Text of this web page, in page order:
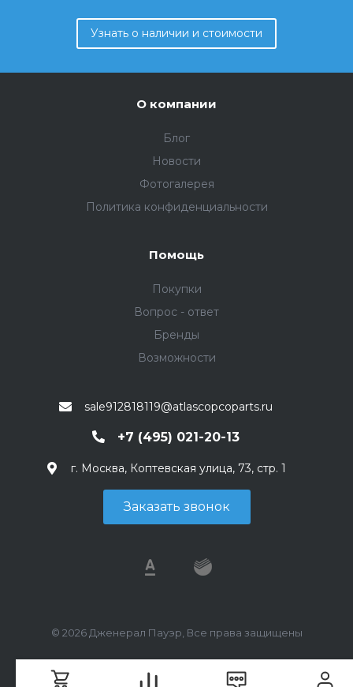
Узнать о наличии и стоимости
О компании
Блог
Новости
Фотогалерея
Политика конфиденциальности
Помощь
Покупки
Вопрос - ответ
Бренды
Возможности
sale912818119@atlascopcoparts.ru
+7 (495) 021-20-13
г. Москва, Коптевская улица, 73, стр. 1
Заказать звонок
© 2026 Дженерал Пауэр, Все права защищены